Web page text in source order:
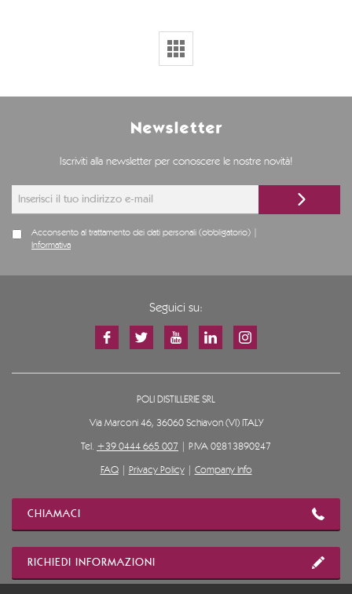
Newsletter
Iscriviti alla newsletter per conoscere le nostre novità!
Acconsento al trattamento dei dati personali (obbligatorio) |
Informativa
Seguici su:
POLI DISTILLERIE SRL
Via Marconi 46, 36060 Schiavon (VI) ITALY
Tel. +39 0444 665 007 | P.IVA 02813890247
FAQ| Privacy Policy| Company Info
CHIAMACI
RICHIEDI INFORMAZIONI